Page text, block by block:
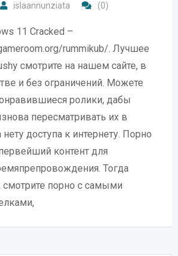
islaannunziata (0)
11 Cracked –
rummikub/. Лучшее
смотрите на нашем сайте, в
и без ограничений. Можете
ролики, дабы
пересматривать их в
нету доступа к интернету. Порно
контент для
Тогда
смотрите порно с самыми